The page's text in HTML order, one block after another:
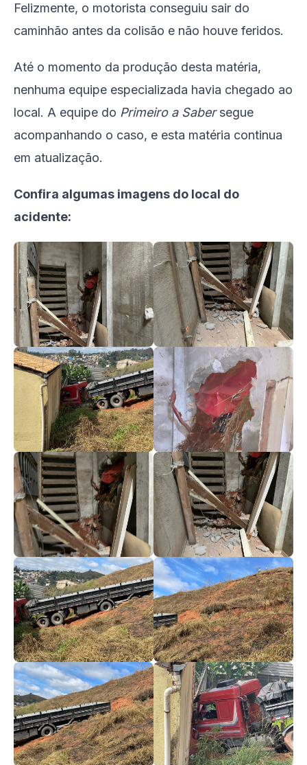
Felizmente, o motorista conseguiu sair do
caminhão antes da colisão e não houve feridos.
Até o momento da produção desta matéria,
nenhuma equipe especializada havia chegado ao
local. A equipe do Primeiro a Sabersegue
acompanhando o caso, e esta matéria continua
em atualização.
Confira algumas imagens do local do
acidente: